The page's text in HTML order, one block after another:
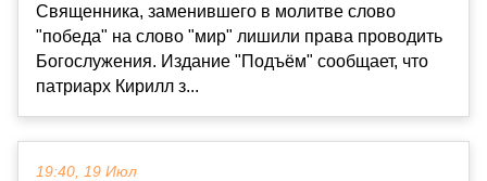
Священника, заменившего в молитве слово
"победа" на слово "мир" лишили права проводить
Богослужения. Издание "Подъём" сообщает, что
патриарх Кирилл з...
19:40, 19 Июл